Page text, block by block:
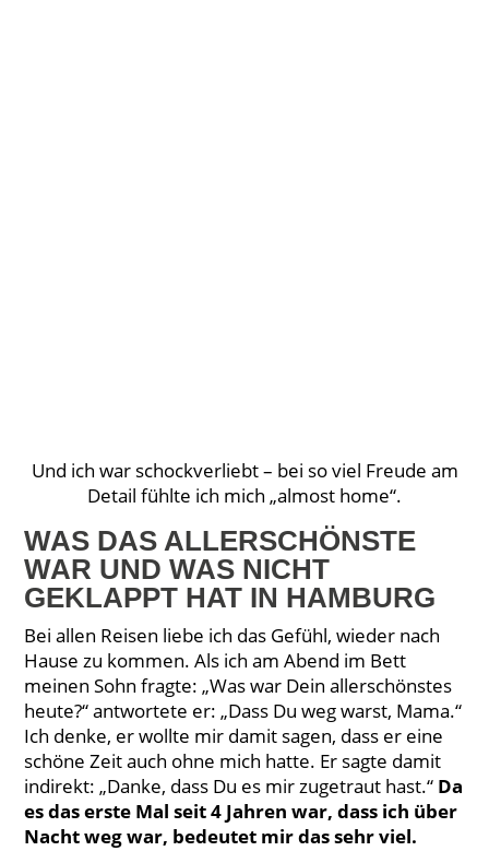
Und ich war schockverliebt – bei so viel Freude am
Detail fühlte ich mich „almost home“.
WAS DAS ALLERSCHÖNSTE
WAR UND WAS NICHT
GEKLAPPT HAT IN HAMBURG
Bei allen Reisen liebe ich das Gefühl, wieder nach
Hause zu kommen. Als ich am Abend im Bett
meinen Sohn fragte: „Was war Dein allerschönstes
heute?“ antwortete er: „Dass Du weg warst, Mama.“
Ich denke, er wollte mir damit sagen, dass er eine
schöne Zeit auch ohne mich hatte. Er sagte damit
indirekt: „Danke, dass Du es mir zugetraut hast.“ Da
es das erste Mal seit 4 Jahren war, dass ich über
Nacht weg war, bedeutet mir das sehr viel.